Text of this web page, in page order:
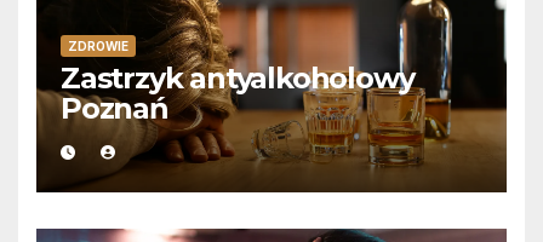
ZDROWIE
Zastrzyk antyalkoholowy
Poznań